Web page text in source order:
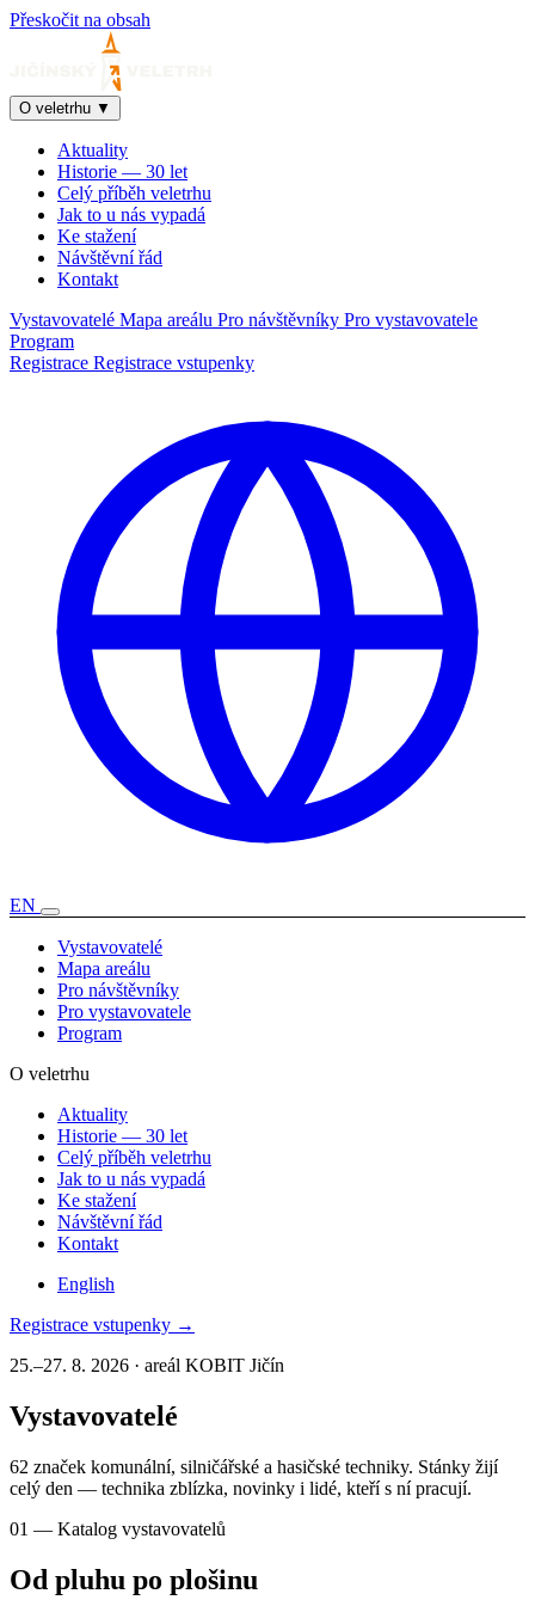
Přeskočit na obsah
O veletrhu ▼
Aktuality
Historie — 30 let
Celý příběh veletrhu
Jak to u nás vypadá
Ke stažení
Návštěvní řád
Kontakt
Vystavovatelé Mapa areálu Pro návštěvníky Pro vystavovatele
Program
Registrace Registrace vstupenky
EN
Vystavovatelé
Mapa areálu
Pro návštěvníky
Pro vystavovatele
Program
O veletrhu
Aktuality
Historie — 30 let
Celý příběh veletrhu
Jak to u nás vypadá
Ke stažení
Návštěvní řád
Kontakt
English
Registrace vstupenky →
25.–27. 8. 2026 · areál KOBIT Jičín
Vystavovatelé
62 značek komunální, silničářské a hasičské techniky. Stánky žijí
celý den — technika zblízka, novinky i lidé, kteří s ní pracují.
01 — Katalog vystavovatelů
Od pluhu po plošinu